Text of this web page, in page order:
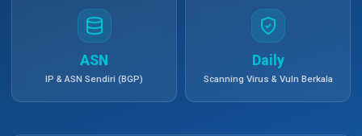
ASN
IP & ASN Sendiri (BGP)
Daily
Scanning Virus & Vuln Berkala